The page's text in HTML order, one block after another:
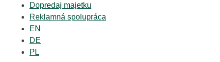
Dopredaj majetku
Reklamná spolupráca
EN
DE
PL